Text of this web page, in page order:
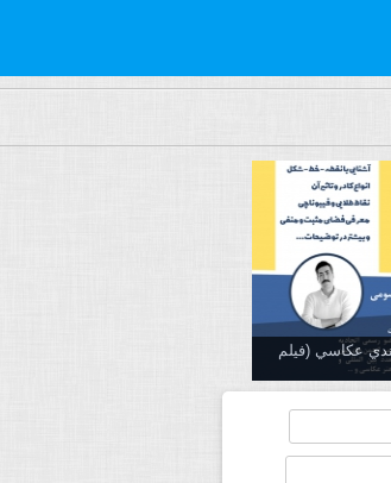
عكاسي (فیلم